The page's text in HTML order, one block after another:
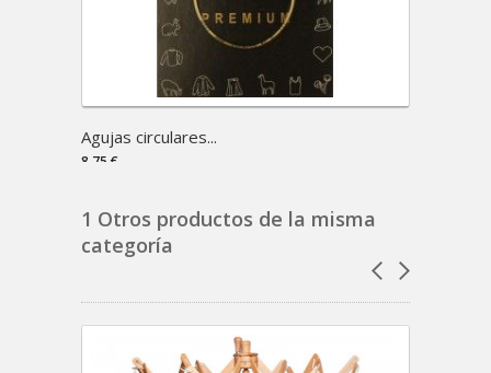
Agujas circulares...
8,75 €
1 Otros productos de la misma
categoría